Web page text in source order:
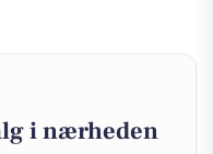
i nærheden